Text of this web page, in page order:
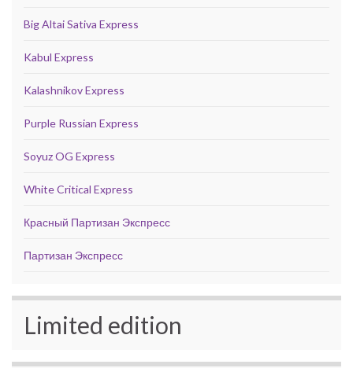
Big Altai Sativa Express
Kabul Express
Kalashnikov Express
Purple Russian Express
Soyuz OG Express
White Critical Express
Красный Партизан Экспресс
Партизан Экспресс
Limited edition